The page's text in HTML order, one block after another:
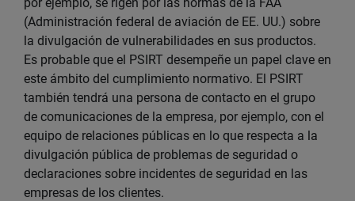
(Administración federal de aviación de EE. UU.) sobre
la divulgación de vulnerabilidades en sus productos.
Es probable que el PSIRT desempeñe un papel clave en
este ámbito del cumplimiento normativo. El PSIRT
también tendrá una persona de contacto en el grupo
de comunicaciones de la empresa, por ejemplo, con el
equipo de relaciones públicas en lo que respecta a la
divulgación pública de problemas de seguridad o
declaraciones sobre incidentes de seguridad en las
empresas de los clientes.